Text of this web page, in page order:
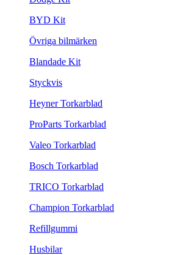
BYD Kit
Övriga bilmärken
Blandade Kit
Styckvis
Heyner Torkarblad
ProParts Torkarblad
Valeo Torkarblad
Bosch Torkarblad
TRICO Torkarblad
Champion Torkarblad
Refillgummi
Husbilar